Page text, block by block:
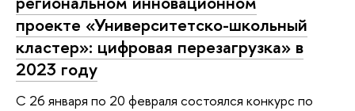
проекте «Университетско-школьный
кластер»: цифровая перезагрузка» в
2023 году
С 26 января по 20 февраля состоялся конкурс по